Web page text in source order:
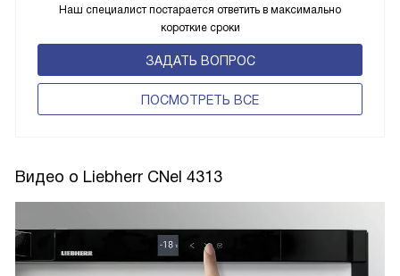
Наш специалист постарается ответить в максимально
короткие сроки
ЗАДАТЬ ВОПРОС
ПОCМОТРЕТЬ ВСЕ
Видео о Liebherr CNel 4313